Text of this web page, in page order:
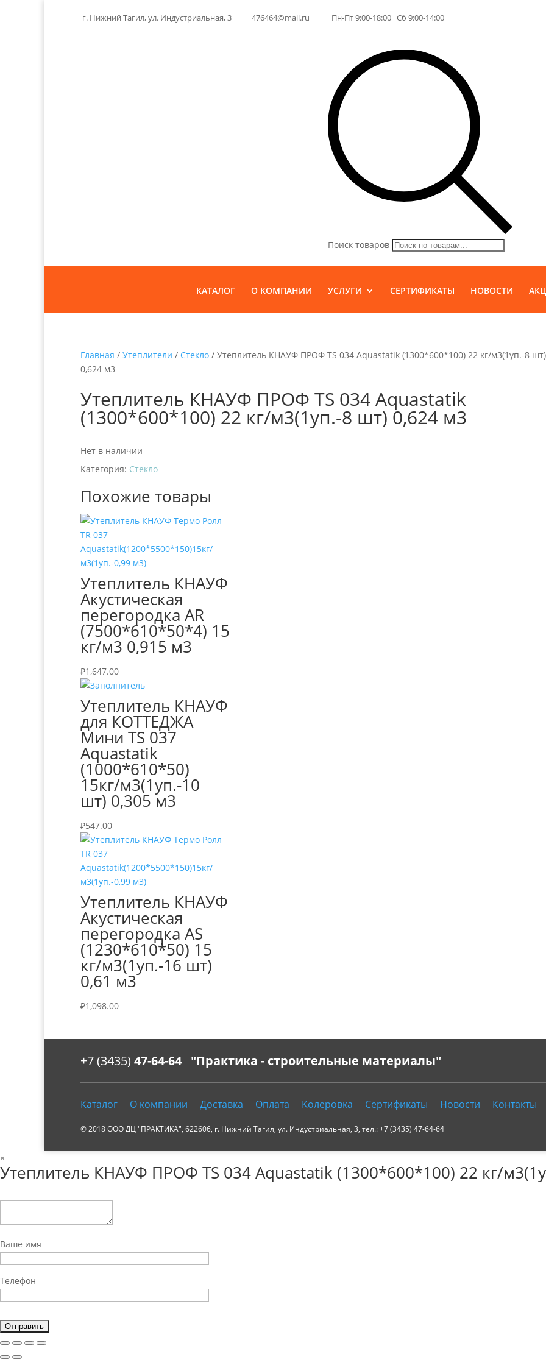
г. Нижний Тагил, ул. Индустриальная, 3 476464@mail.ru Пн-Пт 9:00-18:00 Сб 9:00-14:00
Поиск товаров
КАТАЛОГ О КОМПАНИИ УСЛУГИ СЕРТИФИКАТЫ НОВОСТИ
Главная / Утеплители / Стекло / Утеплитель КНАУФ ПРОФ TS 034 Aquastatik (1300*600*100) 22 кг/м3(1уп.-8 шт)
0,624 м3
Утеплитель КНАУФ ПРОФ TS 034 Aquastatik
(1300*600*100) 22 кг/м3(1уп.-8 шт) 0,624 м3
Нет в наличии
Категория: Стекло
Похожие товары
Утеплитель КНАУФ
Акустическая
перегородка AR
(7500*610*50*4) 15
кг/м3 0,915 м3
₽1,647.00
Утеплитель КНАУФ
для КОТТЕДЖА
Мини TS 037
Aquastatik
(1000*610*50)
15кг/м3(1уп.-10
шт) 0,305 м3
₽547.00
Утеплитель КНАУФ
Акустическая
перегородка AS
(1230*610*50) 15
кг/м3(1уп.-16 шт)
0,61 м3
₽1,098.00
+7 (3435) 47-64-64 "Практика - строительные материалы"
Каталог О компании Доставка Оплата Колеровка Сертификаты Новости Контакты
© 2018 ООО ДЦ "ПРАКТИКА", 622606, г. Нижний Тагил, ул. Индустриальная, 3, тел.: +7 (3435) 47-64-64
×
Утеплитель КНАУФ ПРОФ TS 034 Aquastatik (1300*600*100) 22 кг/
Ваше имя
Телефон